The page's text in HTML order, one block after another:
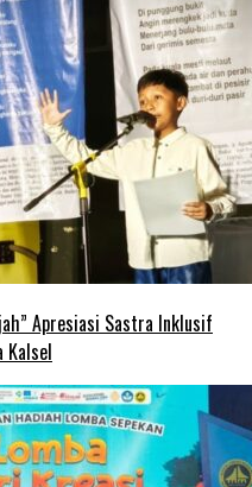
Apresiasi Sastra Inklusif
Kalsel